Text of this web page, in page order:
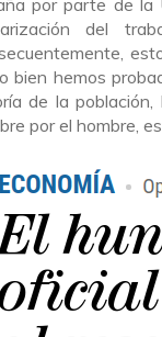
del
bien hemos
de la
por el hombre,